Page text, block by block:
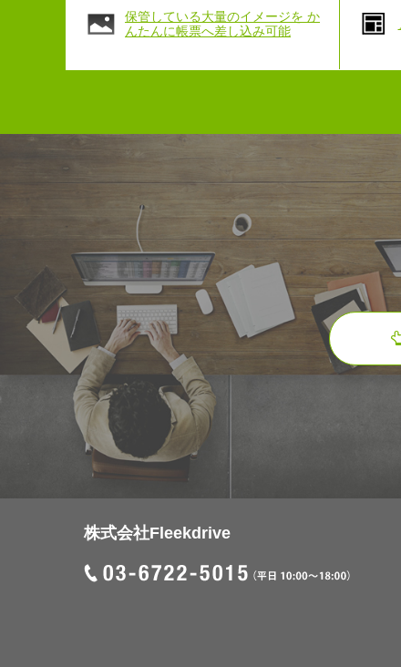
保管している大量のイメージを か
んたんに帳票へ差し込み可能
株式会社Fleekdrive